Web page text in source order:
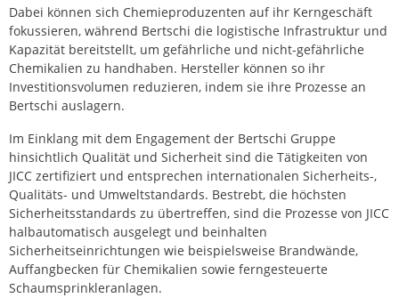
Dabei können sich Chemieproduzenten auf ihr Kerngeschäft
fokussieren, während Bertschi die logistische Infrastruktur und
Kapazität bereitstellt, um gefährliche und nicht-gefährliche
Chemikalien zu handhaben. Hersteller können so ihr
Investitionsvolumen reduzieren, indem sie ihre Prozesse an
Bertschi auslagern.
Im Einklang mit dem Engagement der Bertschi Gruppe
hinsichtlich Qualität und Sicherheit sind die Tätigkeiten von
JICC zertifiziert und entsprechen internationalen Sicherheits-,
Qualitäts- und Umweltstandards. Bestrebt, die höchsten
Sicherheitsstandards zu übertreffen, sind die Prozesse von JICC
halbautomatisch ausgelegt und beinhalten
Sicherheitseinrichtungen wie beispielsweise Brandwände,
Auffangbecken für Chemikalien sowie ferngesteuerte
Schaumsprinkleranlagen.